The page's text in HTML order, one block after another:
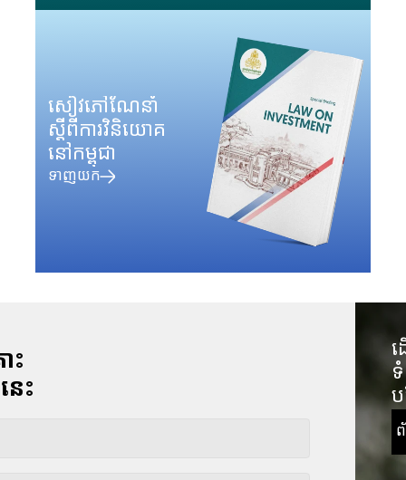
សៀវភៅណែនាំ
ស្តីពីការវិនិយោគ
នៅកម្ពុជា
ទាញយក
ះ
ះ